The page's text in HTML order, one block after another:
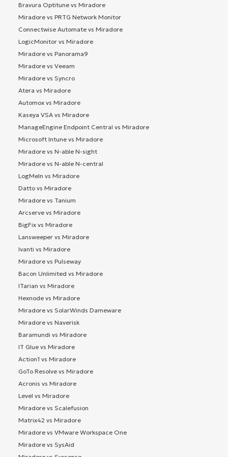
Bravura Optitune vs Miradore
Miradore vs PRTG Network Monitor
Connectwise Automate vs Miradore
LogicMonitor vs Miradore
Miradore vs Panorama9
Miradore vs Veeam
Miradore vs Syncro
Atera vs Miradore
Automox vs Miradore
Kaseya VSA vs Miradore
ManageEngine Endpoint Central vs Miradore
Microsoft Intune vs Miradore
Miradore vs N-able N-sight
Miradore vs N-able N-central
LogMeIn vs Miradore
Datto vs Miradore
Miradore vs Tanium
Arcserve vs Miradore
BigFix vs Miradore
Lansweeper vs Miradore
Ivanti vs Miradore
Miradore vs Pulseway
Bacon Unlimited vs Miradore
ITarian vs Miradore
Hexnode vs Miradore
Miradore vs SolarWinds Dameware
Miradore vs Naverisk
Baramundi vs Miradore
IT Glue vs Miradore
Action1 vs Miradore
GoTo Resolve vs Miradore
Acronis vs Miradore
Level vs Miradore
Miradore vs Scalefusion
Matrix42 vs Miradore
Miradore vs VMware Workspace One
Miradore vs SysAid